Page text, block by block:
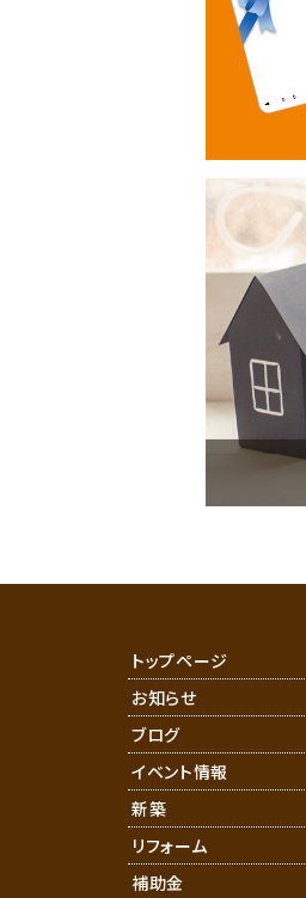
トップページ
お知らせ
ブログ
イベント情報
新築
リフォーム
補助金